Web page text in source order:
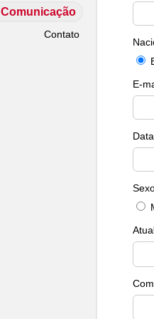
Comunicação
Contato
E-